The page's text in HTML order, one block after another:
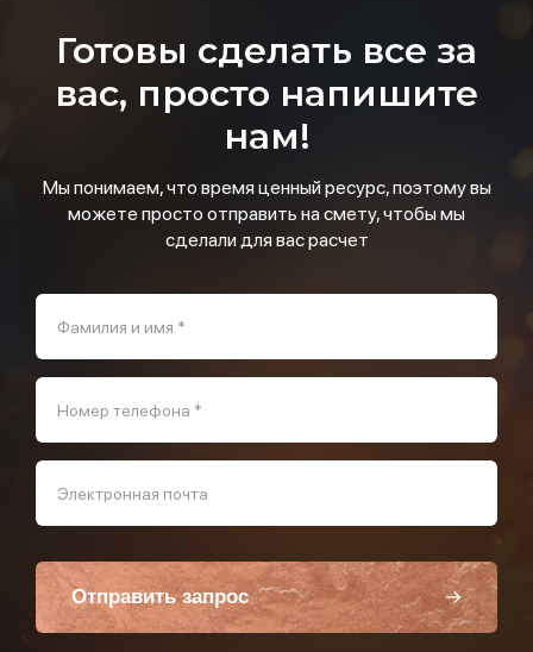
Готовы сделать все за
вас, просто напишите
нам!
Мы понимаем, что время ценный ресурс, поэтому вы
можете просто отправить на смету, чтобы мы
сделали для вас расчет
Фамилия и имя *
Номер телефона *
Электронная почта
Отправить запрос